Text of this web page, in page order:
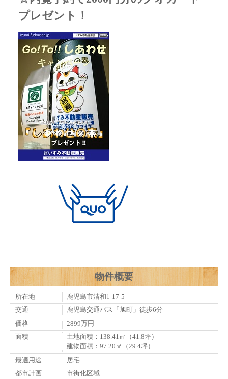
プレゼント！
物件概要
所在地
鹿児島市清和1-17-5
交通
鹿児島交通バス「旭町」徒歩6分
価格
2899万円
面積
土地面積：138.41㎡（41.8坪）
建物面積：97.20㎡（29.4坪）
最適用途
居宅
都市計画
市街化区域